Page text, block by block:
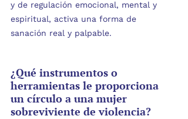
y de regulación emocional, mental y
espiritual, activa una forma de
sanación real y palpable.
¿Qué instrumentos o
herramientas le proporciona
un círculo a una mujer
sobreviviente de violencia?